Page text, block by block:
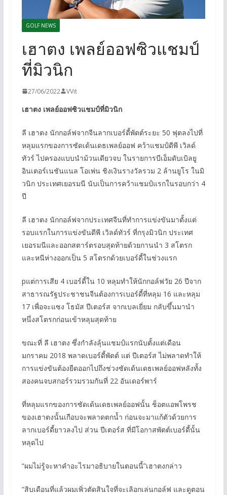
GOLF NEWS
เฮาตง เพลย์ออฟซิวแชมป์
ที่มิวนิก
27/06/2022 VVit
เฮาตง เพลย์ออฟซิวแชมป์ที่มิวนิก
ลี เฮาตง นักกอล์ฟจากจีนลากเบอร์ดี้พัตต์ระยะ 50 ฟุตลงไปที่
หลุมแรกของการซัดเด้นเดธเพลย์ออฟ คว้าแชมป์ดีพี เวิลด์
ทัวร์ ไปครองแบบนำม้วนเดียวจบ ในรายการบีเอ็มดับเบิลยู
อินเตอร์เนชันแนล โอเพ่น ชิงเงินรางวัลรวม 2 ล้านยูโร ในมิ
วนิก ประเทศเยอรมนี นับเป็นการคว้าแชมป์แรกในรอบกว่า 4
ปี
ลี เฮาตง นักกอล์ฟจากประเทศจีนที่ทำการแข่งขันมาตั้งแต่
รอบแรกในการแข่งขันดีพี เวิลด์ทัวร์ ที่กรุงมิวนิก ประเทศ
เยอรมนีและออกสตาร์ตรอบสุดท้ายด้วยกานนำ 3 สโตรก
และหนีห่างออกเป็น 5 สโตรกด้วยเบอร์ดี้ในช่วงแรก
pแต่การเสีย 4 เบอร์ดี้ใน 10 หลุมทำให้นักกอล์ฟวัย 26 ปีจาก
สาธารณรัฐประชาชนจีนต้องการเบอร์ดี้ที่หลุม 16 และหลุม
17 เพื่อจะแซง โธมัส ปีเตอร์ส จากเบลเยี่ยม กลับขึ้นมานำ
หนึ่งสโตรกก่อนเข้าหลุมสุดท้าย
ขณะที่ ลี เฮาตง ซึ่งกำลังลุ้นแชมป์แรกนับตั้งแต่เดือน
มกราคม 2018 พลาดเบอร์ดี้พัตต์ แต่ ปีเตอร์ส ไม่พลาดทำให้
การแข่งขันต้องยืดออกไปถึงช่วงซัดเด้นเดธเพลย์ออฟหลังทั้ง
สองคนจบสกอร์รวมรวมกันที่ 22 อันเดอร์พาร์
ที่หลุมแรกของการซัดเด้นเดธเพลย์ออฟนั้น ช็อตแอพโพรช
ของเฮาตงนั้นเกือบจะพลาดตกน้ำ ก่อนจะมาแก้ตัวด้วยการ
ลากเบอร์ดี้ยาวลงไป ส่วน ปีเตอร์ส ที่มีโอกาสพัตต์เบอร์ดี้นั้น
หลุดไป
“ผมไม่รู้จะหาคำอะไรมาอธิบายในตอนนี้”​เฮาตงกล่าว
“สิบเดือนที่แล้วผมเพิ่วตัดสินใจที่จะเลิอกเล่นกอล์ฟ และดูตอน